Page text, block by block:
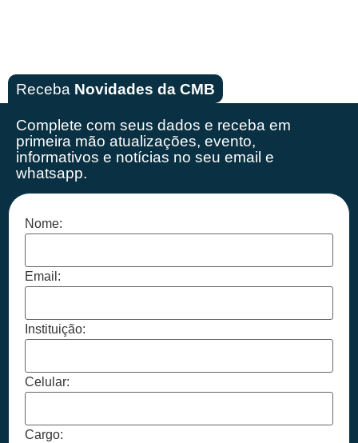
Receba Novidades da CMB
Complete com seus dados e receba em
primeira mão atualizações, evento,
informativos e notícias no seu email e
whatsapp.
Nome:
Email:
Instituição:
Celular:
Cargo: